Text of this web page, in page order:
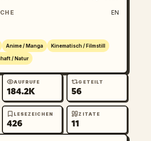
EN
Anime / Manga Kinematisch / Filmstill
/ Natur
AUFRUFE
184.2K
GETEILT
56
LESEZEICHEN
426
ZITATE
11